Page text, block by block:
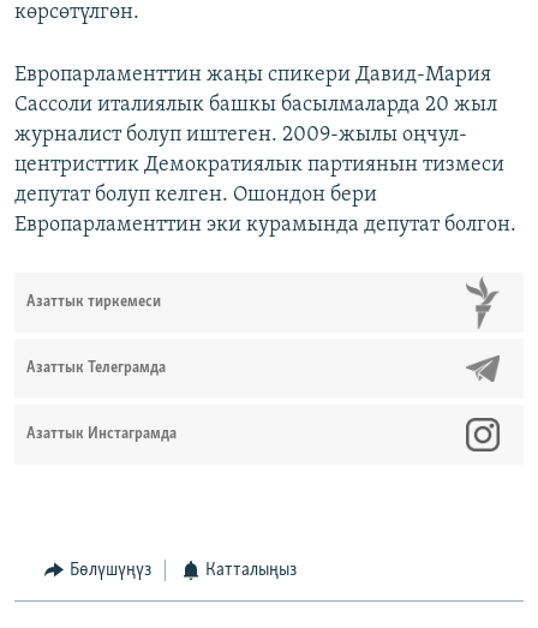
көрсөтүлгөн.
Европарламенттин жаңы спикери Давид-Мария
Сассоли италиялык башкы басылмаларда 20 жыл
журналист болуп иштеген. 2009-жылы оңчул-
центристтик Демократиялык партиянын тизмеси
депутат болуп келген. Ошондон бери
Европарламенттин эки курамында депутат болгон.
Азаттык тиркемеси
Азаттык Телеграмда
Азаттык Инстаграмда
Бөлүшүңүз Катталыңыз